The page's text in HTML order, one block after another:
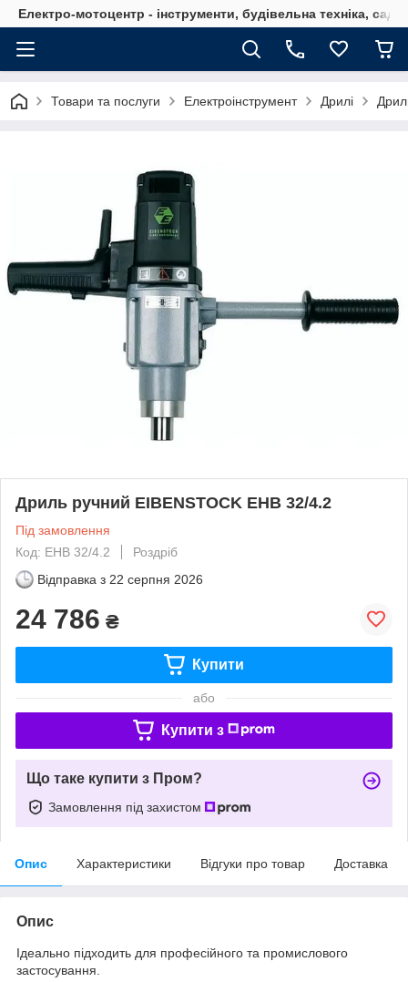
Електро-мотоцентр - інструменти, будівельна техніка,
Товари та послуги Електроінструмент Дрилі
Дриль ручний EIBENSTOCK EHB 32/4.2
Під замовлення
Код: EHB 32/4.2
Роздріб
Відправка з 22 серпня 2026
24 786 ₴
Купити
або
Купити з
Що таке купити з Пром?
Замовлення під захистом
Опис Характеристики Відгуки про товар Доставка
Опис
Ідеально підходить для професійного та промислового
застосування.